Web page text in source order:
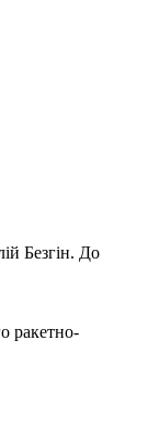
Безгін. До
ракетно-